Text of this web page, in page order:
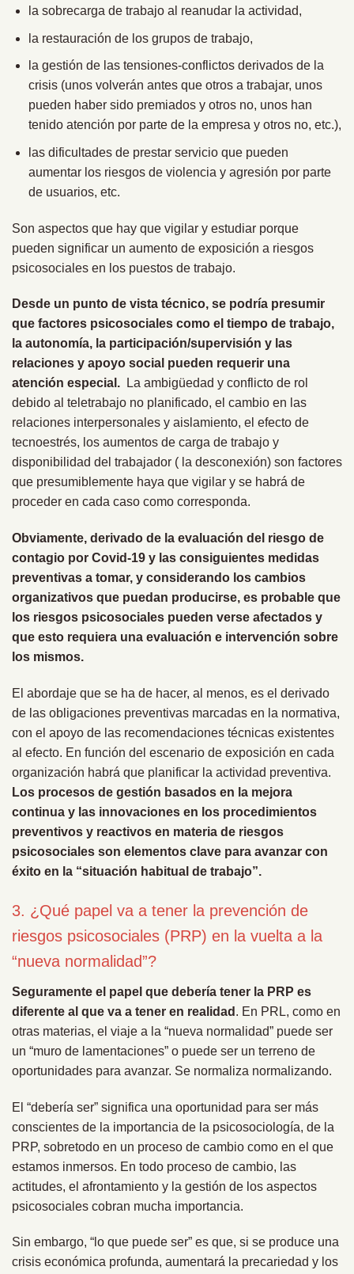
la sobrecarga de trabajo al reanudar la actividad,
la restauración de los grupos de trabajo,
la gestión de las tensiones-conflictos derivados de la
crisis (unos volverán antes que otros a trabajar, unos
pueden haber sido premiados y otros no, unos han
tenido atención por parte de la empresa y otros no, etc.),
las dificultades de prestar servicio que pueden
aumentar los riesgos de violencia y agresión por parte
de usuarios, etc.
Son aspectos que hay que vigilar y estudiar porque
pueden significar un aumento de exposición a riesgos
psicosociales en los puestos de trabajo.
Desde un punto de vista técnico, se podría presumir
que factores psicosociales como el tiempo de trabajo,
la autonomía, la participación/supervisión y las
relaciones y apoyo social pueden requerir una
atención especial. La ambigüedad y conflicto de rol
debido al teletrabajo no planificado, el cambio en las
relaciones interpersonales y aislamiento, el efecto de
tecnoestrés, los aumentos de carga de trabajo y
disponibilidad del trabajador ( la desconexión) son factores
que presumiblemente haya que vigilar y se habrá de
proceder en cada caso como corresponda.
Obviamente, derivado de la evaluación del riesgo de
contagio por Covid-19 y las consiguientes medidas
preventivas a tomar, y considerando los cambios
organizativos que puedan producirse, es probable que
los riesgos psicosociales pueden verse afectados y
que esto requiera una evaluación e intervención sobre
los mismos.
El abordaje que se ha de hacer, al menos, es el derivado
de las obligaciones preventivas marcadas en la normativa,
con el apoyo de las recomendaciones técnicas existentes
al efecto. En función del escenario de exposición en cada
organización habrá que planificar la actividad preventiva.
Los procesos de gestión basados en la mejora
continua y las innovaciones en los procedimientos
preventivos y reactivos en materia de riesgos
psicosociales son elementos clave para avanzar con
éxito en la “situación habitual de trabajo”.
3. ¿Qué papel va a tener la prevención de
riesgos psicosociales (PRP) en la vuelta a la
“nueva normalidad”?
Seguramente el papel que debería tener la PRP es
diferente al que va a tener en realidad . En PRL, como en
otras materias, el viaje a la “nueva normalidad” puede ser
un “muro de lamentaciones” o puede ser un terreno de
oportunidades para avanzar. Se normaliza normalizando.
El “debería ser” significa una oportunidad para ser más
conscientes de la importancia de la psicosociología, de la
PRP, sobretodo en un proceso de cambio como en el que
estamos inmersos. En todo proceso de cambio, las
actitudes, el afrontamiento y la gestión de los aspectos
psicosociales cobran mucha importancia.
Sin embargo, “lo que puede ser” es que, si se produce una
crisis económica profunda, aumentará la precariedad y los